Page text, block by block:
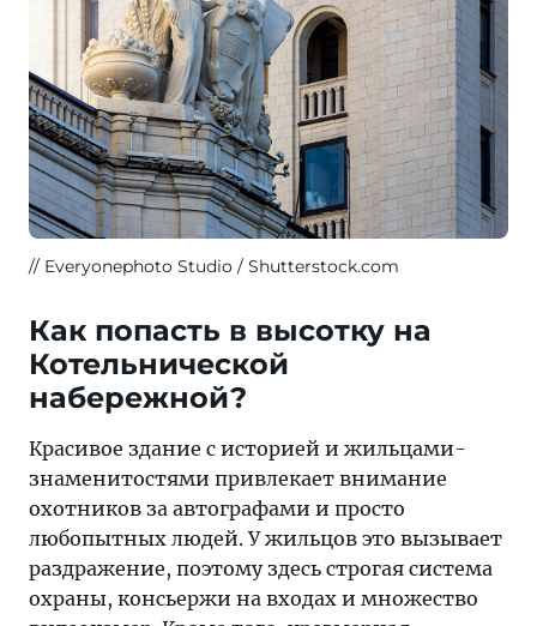
Everyonephoto Studio / Shutterstock.com
Как попасть в высотку на
Котельнической
набережной?
Красивое здание с историей и жильцами-
знаменитостями привлекает внимание
охотников за автографами и просто
любопытных людей. У жильцов это вызывает
раздражение, поэтому здесь строгая система
охраны, консьержи на входах и множество